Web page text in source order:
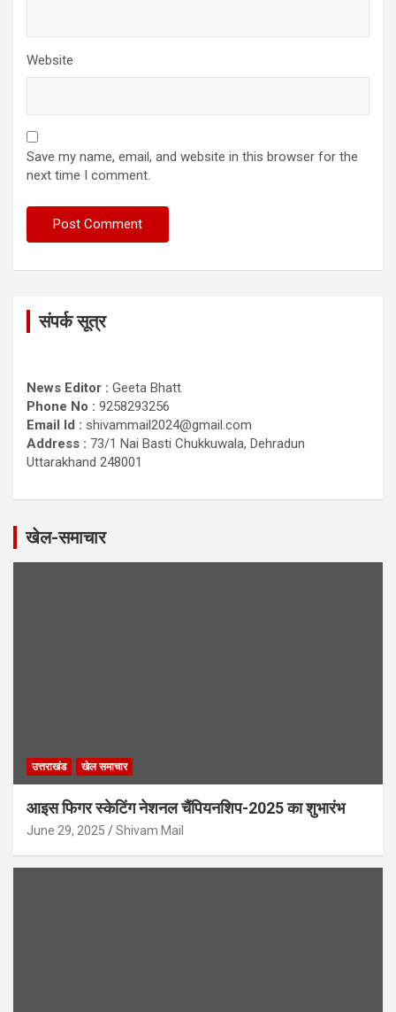
Website
Save my name, email, and website in this browser for the
next time I comment.
संपर्क सूत्र
News Editor : Geeta Bhatt
Phone No : 9258293256
Email Id : shivammail2024@gmail.com
Address : 73/1 Nai Basti Chukkuwala, Dehradun
Uttarakhand 248001
खेल-समाचार
उत्तराखंड खेल समाचार
आइस फिगर स्केटिंग नेशनल चैंपियनशिप-2025 का शुभारंभ
June 29, 2025 Shivam Mail